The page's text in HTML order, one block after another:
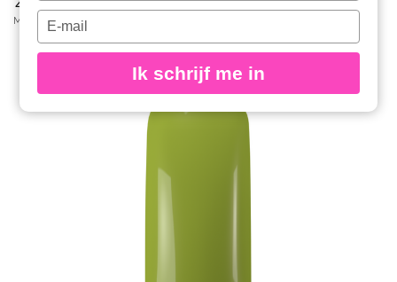
MAGNETIC
naam
Typ
je
e-
in
Ik schrijf me in